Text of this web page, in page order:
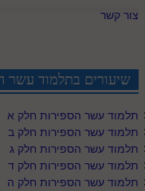
צור קשר
שיעורים בתלמוד עשר
תלמוד עשר הספירות חלק א
תלמוד עשר הספירות חלק ב
תלמוד עשר הספירות חלק ג
תלמוד עשר הספירות חלק ד
תלמוד עשר הספירות חלק ה